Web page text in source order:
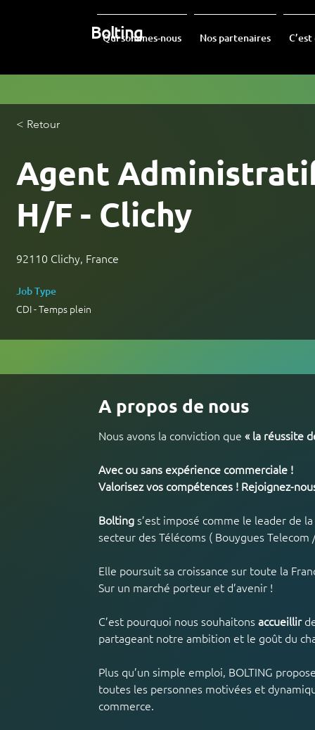
Bolting
Qui sommes-nous Nos partenaires
< Retour
Agent
H/F - Clichy
92110 Clichy, France
Job Type
CDI - Temps plein
A propos de nous
Nous avons la conviction que « la réussite
Avec ou sans expérience commerciale !
Valorisez vos compétences ! Rejoignez-
Bolting s’est imposé comme le leader de
secteur des Télécoms ( Bouygues
Elle poursuit sa croissance sur toute la
Sur un marché porteur et d’avenir !
C’est pourquoi nous souhaitons accueillir
partageant notre ambition et le goût du
Plus qu’un simple emploi, BOLTING
toutes les personnes motivées et
commerce.